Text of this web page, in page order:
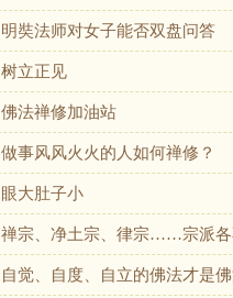
明奘法师对女子能否双盘问答
树立正见
佛法禅修加油站
做事风风火火的人如何禅修？
眼大肚子小
禅宗、净土宗、律宗……宗派各
自觉、自度、自立的佛法才是